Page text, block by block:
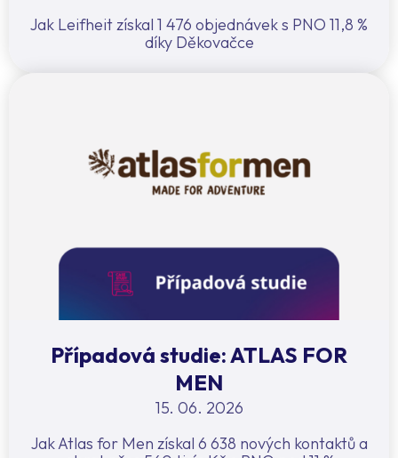
Jak Leifheit získal 1 476 objednávek s PNO 11,8 %
díky Děkovačce
Případová studie: ATLAS FOR
MEN
15. 06. 2026
Jak Atlas for Men získal 6 638 nových kontaktů a